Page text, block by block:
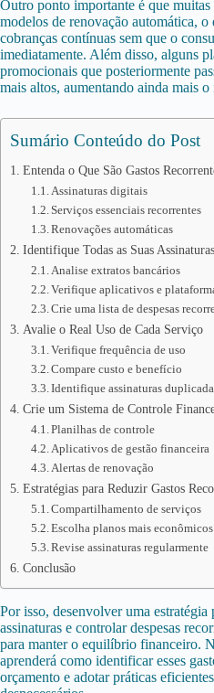
Outro ponto importante é que muitas
modelos de renovação automática, o
cobranças contínuas sem que o
imediatamente. Além disso, alguns
promocionais que posteriormente
mais altos, aumentando ainda mais
Sumário Conteúdo do Post
Entenda o Que São Gastos
Assinaturas digitais
Serviços essenciais recorrentes
Renovações automáticas
Identifique Todas as Suas
Analise extratos bancários
Verifique aplicativos e
Crie uma lista de despesas
Avalie o Real Uso de Cada Serviço
Verifique frequência de uso
Compare custo e benefício
Identifique assinaturas
Crie um Sistema de Controle
Planilhas de controle
Aplicativos de gestão financeira
Alertas de renovação
Estratégias para Reduzir Gastos
Compartilhamento de serviços
Escolha planos mais econômicos
Revise assinaturas regularmente
Conclusão
Por isso, desenvolver uma estratégia
assinaturas e controlar despesas
para manter o equilíbrio financeiro.
aprenderá como identificar esses
orçamento e adotar práticas